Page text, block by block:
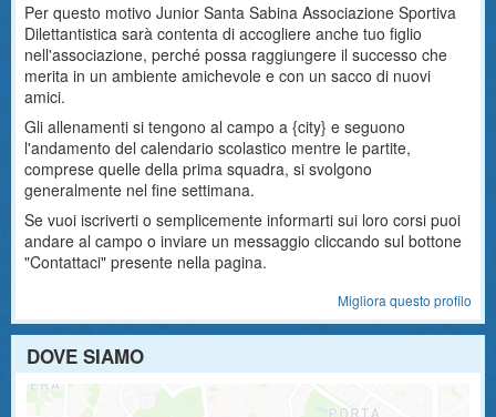
Per questo motivo Junior Santa Sabina Associazione Sportiva
Dilettantistica sarà contenta di accogliere anche tuo figlio
nell'associazione, perché possa raggiungere il successo che
merita in un ambiente amichevole e con un sacco di nuovi
amici.
Gli allenamenti si tengono al campo a {city} e seguono
l'andamento del calendario scolastico mentre le partite,
comprese quelle della prima squadra, si svolgono
generalmente nel fine settimana.
Se vuoi iscriverti o semplicemente informarti sui loro corsi puoi
andare al campo o inviare un messaggio cliccando sul bottone
"Contattaci" presente nella pagina.
Migliora questo profilo
DOVE SIAMO